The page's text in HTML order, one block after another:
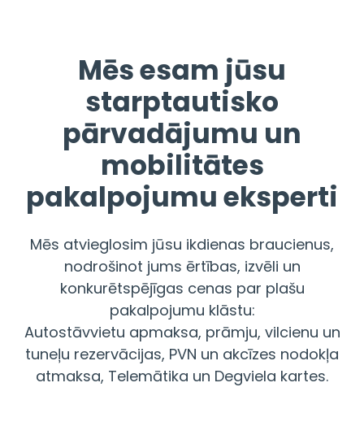
Mēs esam jūsu
starptautisko
pārvadājumu un
mobilitātes
pakalpojumu eksperti
Mēs atvieglosim jūsu ikdienas braucienus,
nodrošinot jums ērtības, izvēli un
konkurētspējīgas cenas par plašu
pakalpojumu klāstu:
Autostāvvietu apmaksa, prāmju, vilcienu un
tuneļu rezervācijas, PVN un akcīzes nodokļa
atmaksa, Telemātika un Degviela kartes.